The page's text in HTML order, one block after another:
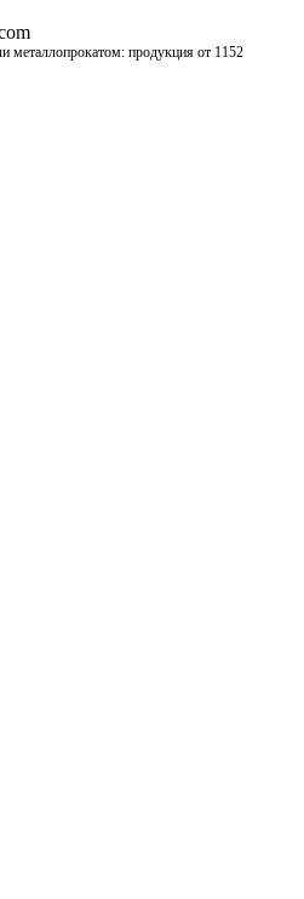
металлопрокатом: продукция от 1152